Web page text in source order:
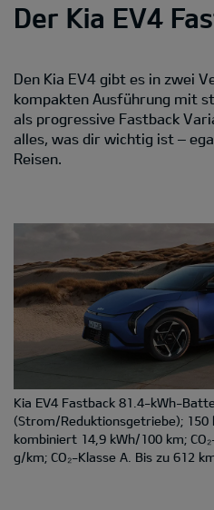
Der Kia EV4
Den Kia EV4 gibt es in zwei
kompakten Ausführung mit
als progressive Fastback
alles, was dir wichtig ist –
Reisen.
Kia EV4 Fastback 81.4-kWh-
(Strom/Reduktionsgetriebe); 150
kombiniert 14,9 kWh/100 km;
g/km; CO₂-Klasse A. Bis zu 612